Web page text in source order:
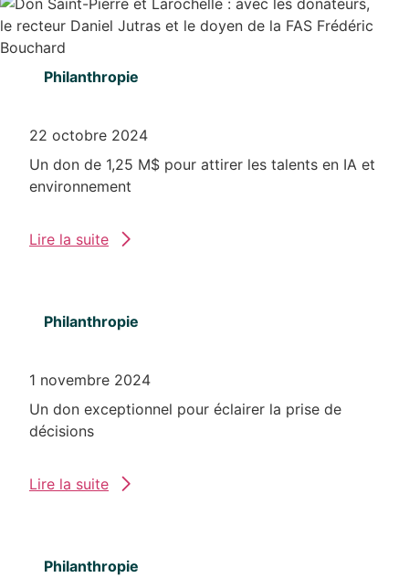
Philanthropie
22 octobre 2024
Un don de 1,25 M$ pour attirer les talents en IA et
environnement
Lire la suite
Philanthropie
1 novembre 2024
Un don exceptionnel pour éclairer la prise de
décisions
Lire la suite
Philanthropie